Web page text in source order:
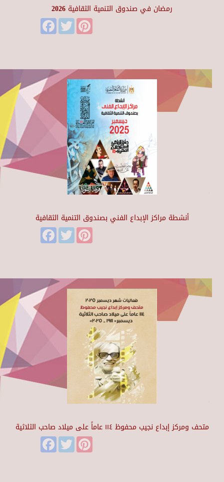
رمضان في صندوق التنمية الثقافية 2026
FacebookTwitter
أنشطة مراكز الإبداع الفني بصندوق التنمية الثقافية
FacebookTwitter
متحف ومركز إبداع نجيب محفوظ ١١٤ عاماً على ميلاد صاحب الثلاثية
FacebookTwitter